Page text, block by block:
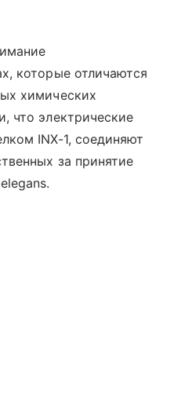
которые отличаются
химических
что электрические
INX-1, соединяют
за принятие